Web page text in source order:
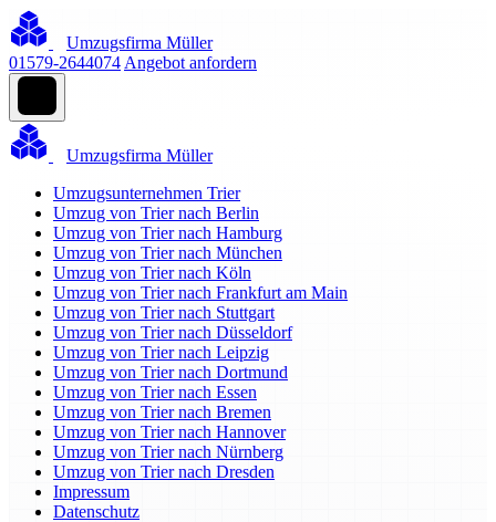
Umzugsfirma Müller
01579-2644074 Angebot anfordern
Umzugsfirma Müller
Umzugsunternehmen Trier
Umzug von Trier nach Berlin
Umzug von Trier nach Hamburg
Umzug von Trier nach München
Umzug von Trier nach Köln
Umzug von Trier nach Frankfurt am Main
Umzug von Trier nach Stuttgart
Umzug von Trier nach Düsseldorf
Umzug von Trier nach Leipzig
Umzug von Trier nach Dortmund
Umzug von Trier nach Essen
Umzug von Trier nach Bremen
Umzug von Trier nach Hannover
Umzug von Trier nach Nürnberg
Umzug von Trier nach Dresden
Impressum
Datenschutz